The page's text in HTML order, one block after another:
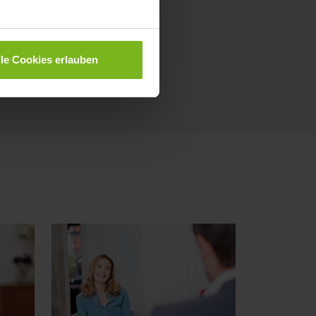
Cookies erlauben